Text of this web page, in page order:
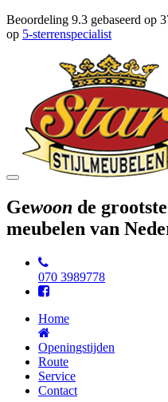
Beoordeling 9.3 gebaseerd op
op 5-sterrenspecialist
Toggle
Gewoon de
meubelen van
070 3989778
Home
Openingstijden
Route
Service
Contact